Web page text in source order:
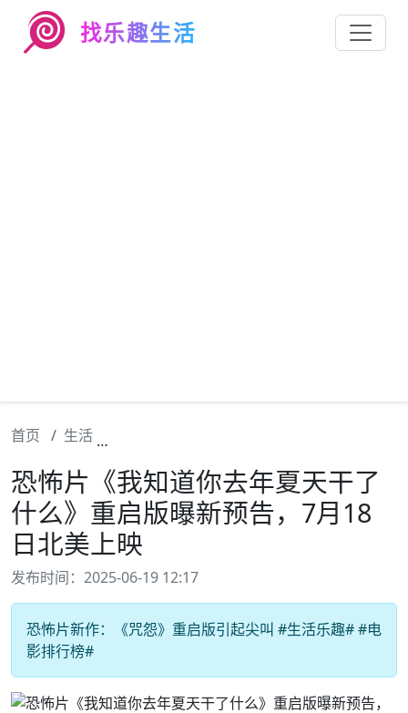
找乐趣生活
首页 生活
恐怖片《我知道你去年夏天干了
什么》重启版曝新预告，7月18
日北美上映
发布时间：2025-06-19 12:17
恐怖片新作：《咒怨》重启版引起尖叫 #生活乐趣# #电
影排行榜#